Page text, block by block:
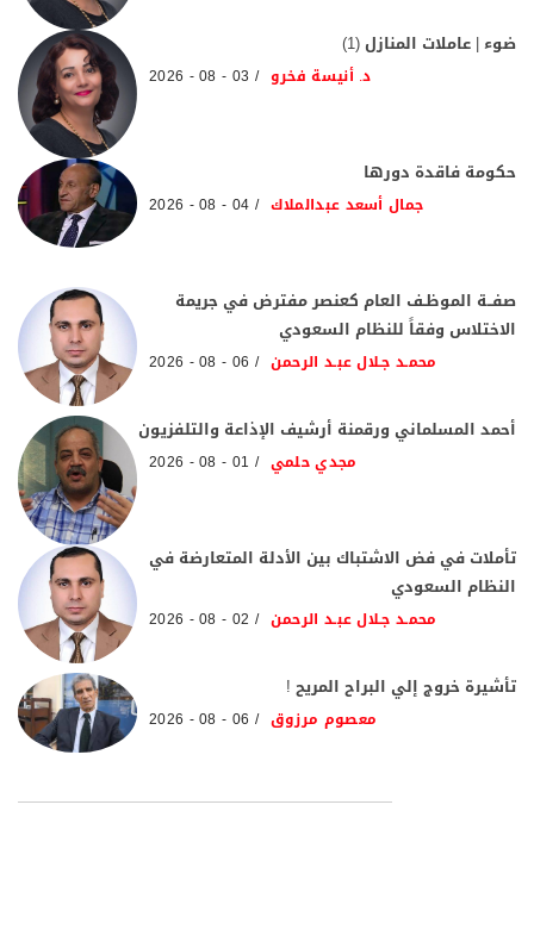
ضوء | عاملات المنازل (1)
د. أنيسة فخرو 03 - 08 - 2026
حكومة فاقدة دورها
جمال أسعد عبدالملاك 04 - 08 - 2026
صفــة الموظـف العام كعنصر مفترض في جريمة
الاختلاس وفقاً للنظام السعودي
محمـد جـلال عبـد الرحمن 06 - 08 - 2026
أحمد المسلماني ورقمنة أرشيف الإذاعة والتلفزيون
مجدي حلمي 01 - 08 - 2026
تأملات في فض الاشتباك بين الأدلة المتعارضة في
النظام السعودي
محمـد جـلال عبـد الرحمن 02 - 08 - 2026
تأشيرة خروج إلي البراح المريح !
معصوم مرزوق 06 - 08 - 2026